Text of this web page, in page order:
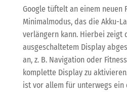
Google tüftelt an einem neuen
Minimalmodus, das die Akku-
verlängern kann. Hierbei zeigt
ausgeschaltetem Display
an, z. B. Navigation oder
komplette Display zu
ist vor allem für unterwegs ein